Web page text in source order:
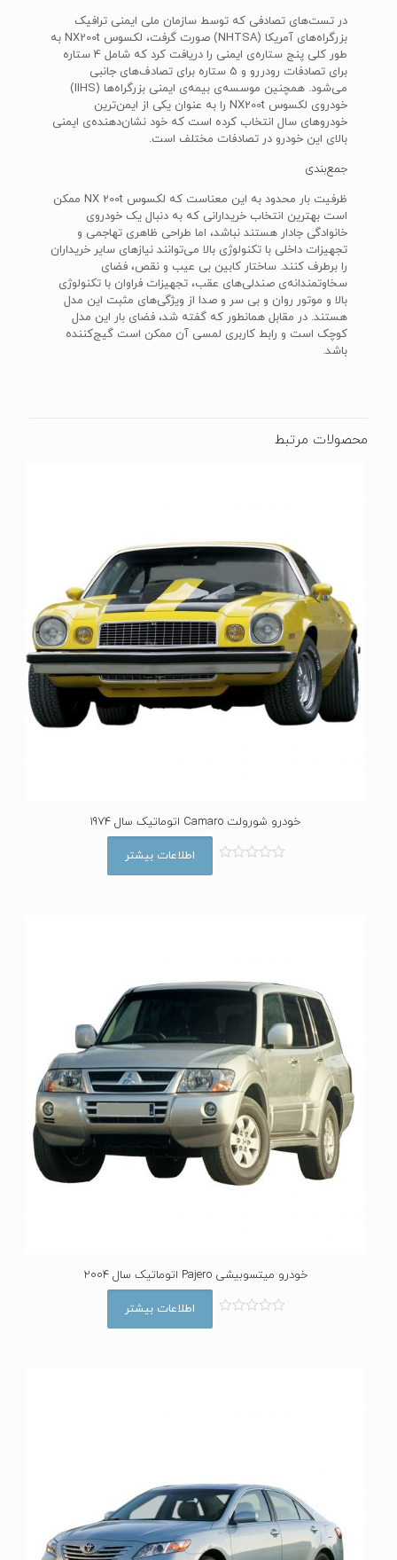
در تست‌های تصادفی که توسط سازمان ملی ایمنی ترافیک
بزرگراه‌های آمریکا (NHTSA) صورت گرفت، لکسوس NX200t به
طور کلی پنج ستاره‌ی ایمنی را دریافت کرد که شامل 4 ستاره
برای تصادفات رودررو و 5 ستاره برای تصادف‌های جانبی
می‌شود. همچنین موسسه‌ی بیمه‌ی ایمنی بزرگراه‌ها (IIHS)
خودروی لکسوس NX200t را به عنوان یکی از ایمن‌ترین
خودروهای سال انتخاب کرده است که خود نشان‌دهنده‌ی ایمنی
بالای این خودرو در تصادفات مختلف است.
جمع‌بندی
ظرفیت بار محدود به این معناست که لکسوس NX 200t ممکن
است بهترین انتخاب خریدارانی که به دنبال یک خودروی
خانوادگی جادار هستند نباشد، اما طراحی ظاهری تهاجمی و
تجهیزات داخلی با تکنولوژی بالا می‌توانند نیازهای سایر خریداران
را برطرف کنند. ساختار کابین بی عیب و نقص، فضای
سخاوتمندانه‌ی صندلی‌های عقب، تجهیزات فراوان با تکنولوژی
بالا و موتور روان و بی سر و صدا از ویژگی‌های مثبت این مدل
هستند. در مقابل همانطور که گفته شد، فضای بار این مدل
کوچک است و رابط کاربری لمسی آن ممکن است گیج‌کننده
باشد.
محصولات مرتبط
خودرو شورولت Camaro اتوماتیک سال 1974
5
اطلاعات بیشتر
خودرو میتسوبیشی Pajero اتوماتیک سال 2004
اطلاعات بیشتر